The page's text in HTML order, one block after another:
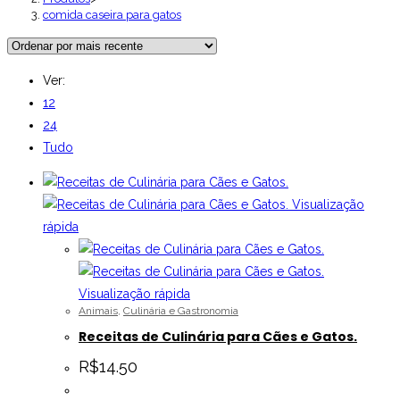
comida caseira para gatos
Ver:
12
24
Tudo
Visualização
rápida
Visualização rápida
Animais, Culinária e Gastronomia
Receitas de Culinária para Cães e Gatos.
R$14.50